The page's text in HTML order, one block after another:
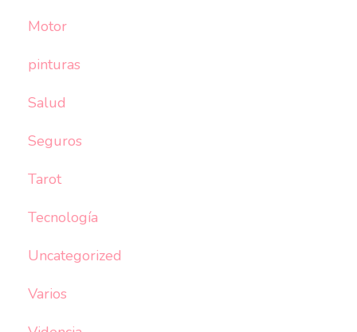
Motor
pinturas
Salud
Seguros
Tarot
Tecnología
Uncategorized
Varios